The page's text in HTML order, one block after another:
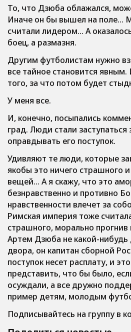
То, что Дзюба облажался,
Иначе он бы вышел на поле…
считали лидером… А
боец, а размазня.
Другим футболистам нужно
все тайное становится
того, за что потом будет
У меня все.
И, конечно, посыпались
град. Люди стали
оправдывать его поступок.
Удивляют те люди, которые
якобы это ничего страшного
вещей… А я скажу, что это
безнравственно и противно
нравственности влечет за
Римская империя тоже
страшного, морально
Артем Дзюба не какой-нибудь
двора, он капитан сборной
поступок несет расплату, и
представить, что бы было,
осуждали, а все дружно
пример детям, молодым
Подписывайтесь на группу в